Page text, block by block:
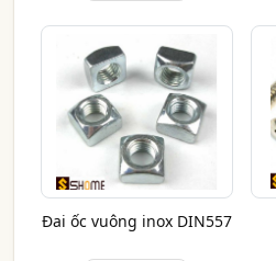
Đai ốc vuông inox DIN557